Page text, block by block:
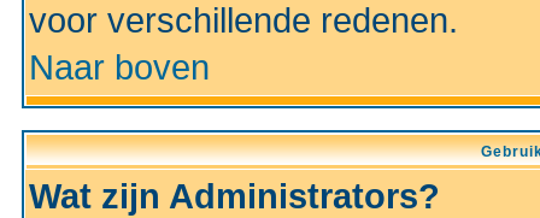
voor verschillende redenen.
Naar boven
Wat zijn Administrators?